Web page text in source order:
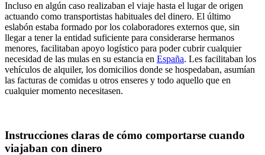
Incluso en algún caso realizaban el viaje hasta el lugar de origen
actuando como transportistas habituales del dinero. El último
eslabón estaba formado por los colaboradores externos que, sin
llegar a tener la entidad suficiente para considerarse hermanos
menores, facilitaban apoyo logístico para poder cubrir cualquier
necesidad de las mulas en su estancia en España. Les facilitaban los
vehículos de alquiler, los domicilios donde se hospedaban, asumían
las facturas de comidas u otros enseres y todo aquello que en
cualquier momento necesitasen.
Instrucciones claras de cómo comportarse cuando
viajaban con dinero